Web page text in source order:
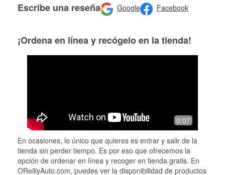
Escribe una reseña Google Facebook
¡Ordena en línea y recógelo en la tienda!
0:07
En ocasiones, lo único que quieres es entrar y salir de la
tienda sin perder tiempo. Es por eso que ofrecemos la
opción de ordenar en línea y recoger en tienda gratis. En
OReillyAuto.com, puedes ver la disponibilidad de productos